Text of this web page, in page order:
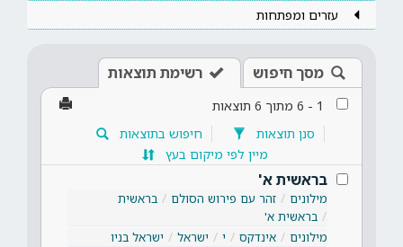
עזרים ומפתחות
מסך חיפוש רשימת תוצאות
1
-
6 מתוך 6 תוצאות
סנן תוצאות
חיפוש בתוצאות
מיין לפי מיקום בעץ
בראשית א'
מילונים זהר עם פירוש הסולם
בראשית
בראשית א'
מילונים
אינדקס י ישראל ישראל בניו